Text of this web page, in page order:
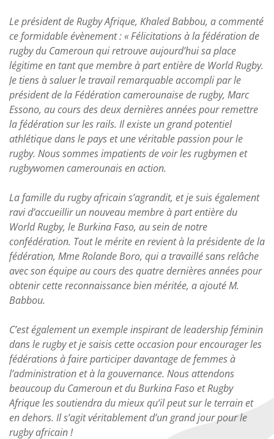
Le président de Rugby Afrique, Khaled Babbou, a commenté
ce formidable évènement : « Félicitations à la fédération de
rugby du Cameroun qui retrouve aujourd’hui sa place
légitime en tant que membre à part entière de World Rugby.
Je tiens à saluer le travail remarquable accompli par le
président de la Fédération camerounaise de rugby, Marc
Essono, au cours des deux dernières années pour remettre
la fédération sur les rails. Il existe un grand potentiel
athlétique dans le pays et une véritable passion pour le
rugby. Nous sommes impatients de voir les rugbymen et
rugbywomen camerounais en action.
La famille du rugby africain s’agrandit, et je suis également
ravi d’accueillir un nouveau membre à part entière du
World Rugby, le Burkina Faso, au sein de notre
confédération. Tout le mérite en revient à la présidente de la
fédération, Mme Rolande Boro, qui a travaillé sans relâche
avec son équipe au cours des quatre dernières années pour
obtenir cette reconnaissance bien méritée, a ajouté M.
Babbou.
C’est également un exemple inspirant de leadership féminin
dans le rugby et je saisis cette occasion pour encourager les
fédérations à faire participer davantage de femmes à
l’administration et à la gouvernance. Nous attendons
beaucoup du Cameroun et du Burkina Faso et Rugby
Afrique les soutiendra du mieux qu’il peut sur le terrain et
en dehors. Il s’agit véritablement d’un grand jour pour le
rugby africain !